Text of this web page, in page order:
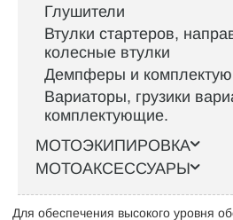
Глушители
Втулки стартеров,
колесные втулки
Демпферы и
Вариаторы, грузики
комплектующие.
МОТОЭКИПИРОВКА
МОТОАКСЕССУАРЫ
Для обеспечения высокого уровня